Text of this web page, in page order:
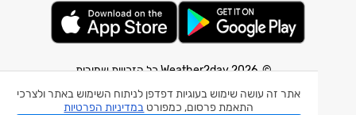
אתר זה עושה שימוש בעוגיות דפדפן לניתוח השימוש באתר ולצרכי
התאמת פרסום, כמפורט במדיניות הפרטיות
© 2026 Weather2day כל הזכויות שמורות
אפליקצית מזג אוויר